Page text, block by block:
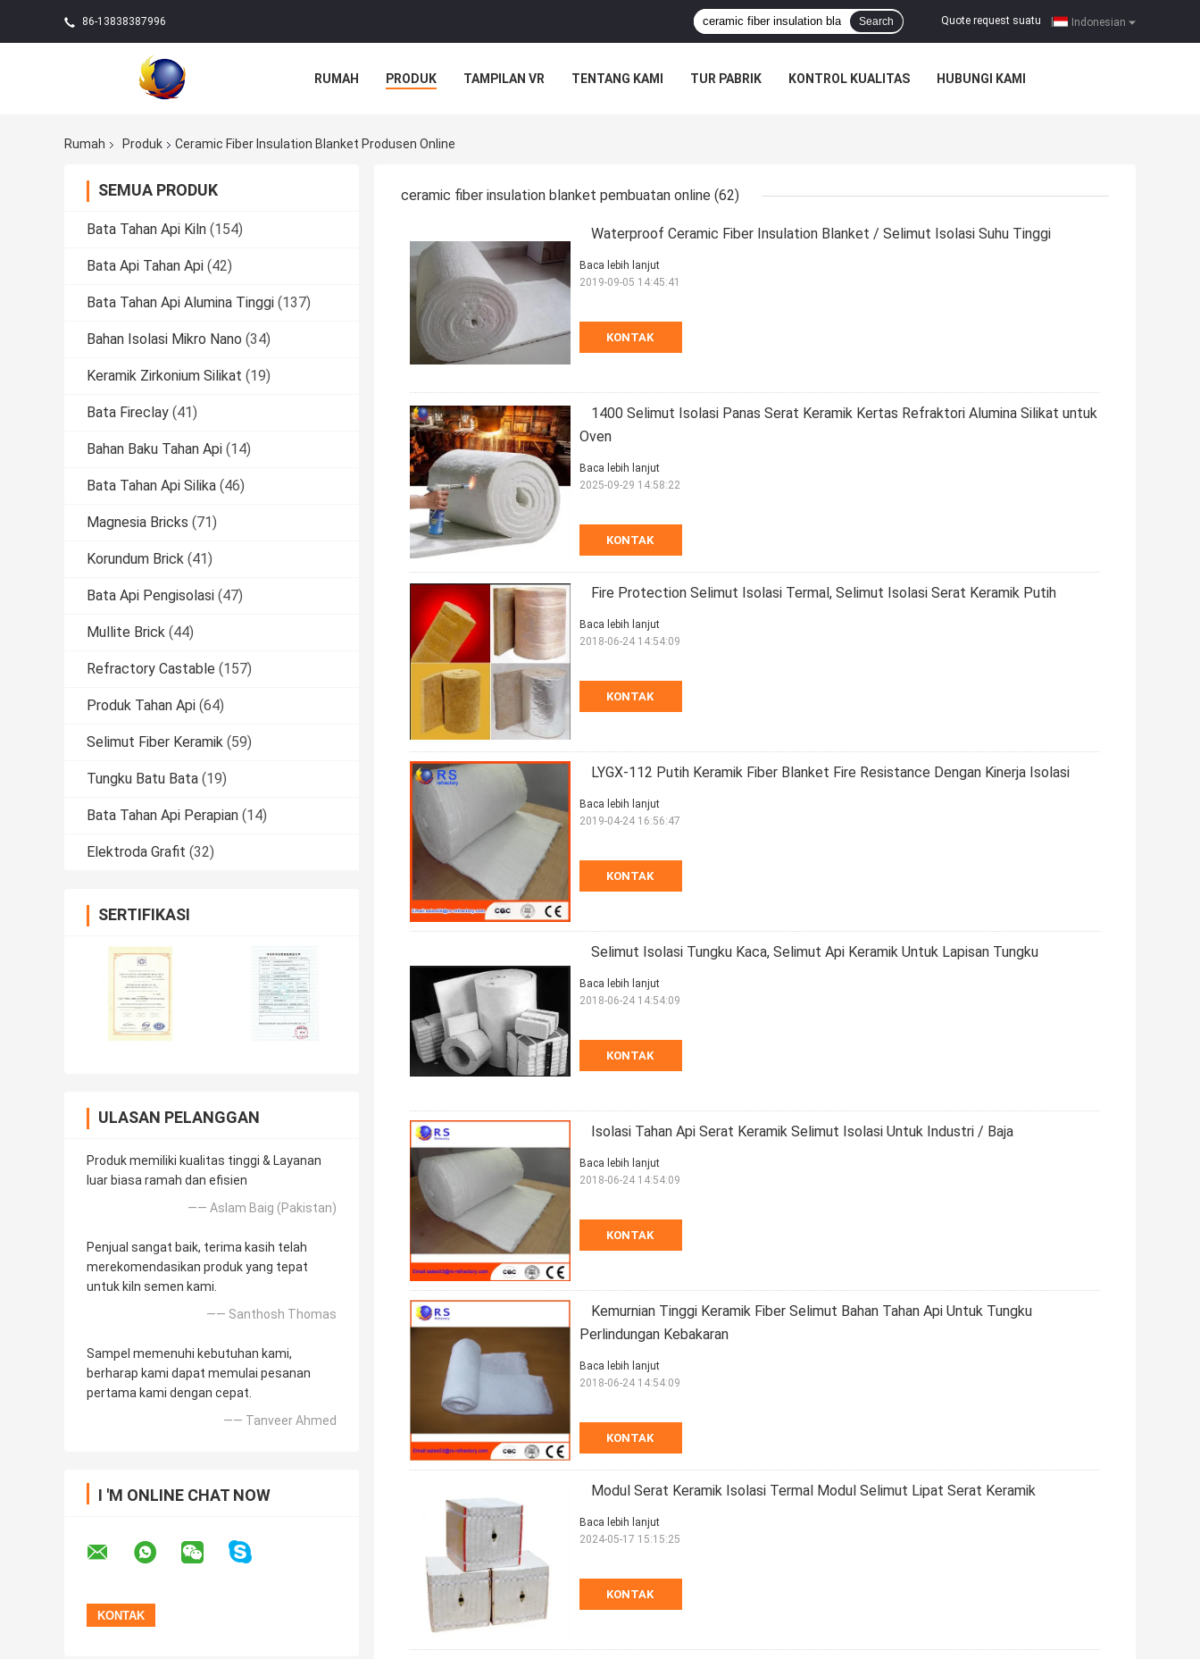
86-13838387996 Indonesian
Quote request suatu
Search
RUMAH PRODUK TAMPILAN VR TENTANG KAMI TUR PABRIK KONTROL KUALITAS HUBUNGI KAMI
Rumah Produk Ceramic Fiber Insulation Blanket Produsen Online
SEMUA PRODUK
Bata Tahan Api Kiln (154)
Bata Api Tahan Api (42)
Bata Tahan Api Alumina Tinggi (137)
Bahan Isolasi Mikro Nano (34)
Keramik Zirkonium Silikat (19)
Bata Fireclay (41)
Bahan Baku Tahan Api (14)
Bata Tahan Api Silika (46)
Magnesia Bricks (71)
Korundum Brick (41)
Bata Api Pengisolasi (47)
Mullite Brick (44)
Refractory Castable (157)
Produk Tahan Api (64)
Selimut Fiber Keramik (59)
Tungku Batu Bata (19)
Bata Tahan Api Perapian (14)
Elektroda Grafit (32)
SERTIFIKASI
ULASAN PELANGGAN
Produk memiliki kualitas tinggi & Layanan
luar biasa ramah dan efisien
—— Aslam Baig (Pakistan)
Penjual sangat baik, terima kasih telah
merekomendasikan produk yang tepat
untuk kiln semen kami.
—— Santhosh Thomas
Sampel memenuhi kebutuhan kami,
berharap kami dapat memulai pesanan
pertama kami dengan cepat.
—— Tanveer Ahmed
I 'M ONLINE CHAT NOW
ceramic fiber insulation blanket pembuatan online (62)
Waterproof Ceramic Fiber Insulation Blanket / Selimut Isolasi Suhu Tinggi
KONTAK
Baca lebih lanjut
2019-09-05 14:45:41
1400 Selimut Isolasi Panas Serat Keramik Kertas Refraktori Alumina Silikat untuk
Oven
KONTAK
Baca lebih lanjut
2025-09-29 14:58:22
Fire Protection Selimut Isolasi Termal, Selimut Isolasi Serat Keramik Putih
KONTAK
Baca lebih lanjut
2018-06-24 14:54:09
LYGX-112 Putih Keramik Fiber Blanket Fire Resistance Dengan Kinerja Isolasi
KONTAK
Baca lebih lanjut
2019-04-24 16:56:47
Selimut Isolasi Tungku Kaca, Selimut Api Keramik Untuk Lapisan Tungku
KONTAK
Baca lebih lanjut
2018-06-24 14:54:09
Isolasi Tahan Api Serat Keramik Selimut Isolasi Untuk Industri / Baja
KONTAK
Baca lebih lanjut
2018-06-24 14:54:09
Kemurnian Tinggi Keramik Fiber Selimut Bahan Tahan Api Untuk Tungku
Perlindungan Kebakaran
KONTAK
Baca lebih lanjut
2018-06-24 14:54:09
Modul Serat Keramik Isolasi Termal Modul Selimut Lipat Serat Keramik
KONTAK
Baca lebih lanjut
2024-05-17 15:15:25